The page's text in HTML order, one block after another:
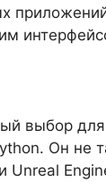
выбор для
Он не
Unreal